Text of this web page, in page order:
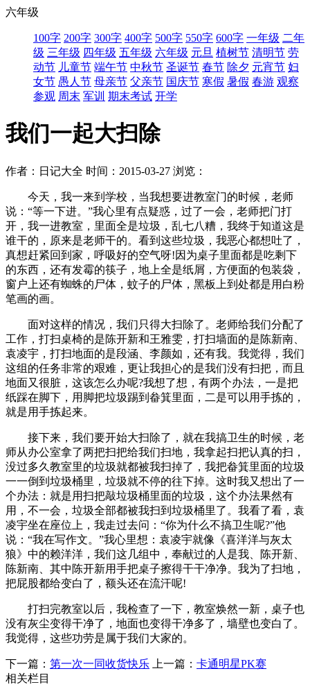
六年级
100字 200字 300字 400字 500字 550字 600字 一年级 二年
级 三年级 四年级 五年级 六年级 元旦 植树节 清明节 劳
动节 儿童节 端午节 中秋节 圣诞节 春节 除夕 元宵节 妇
女节 愚人节 母亲节 父亲节 国庆节 寒假 暑假 春游 观察
参观 周末 军训 期末考试 开学
我们一起大扫除
作者：日记大全 时间：2015-03-27 浏览：
今天，我一来到学校，当我想要进教室门的时候，老师
说：“等一下进。”我心里有点疑惑，过了一会，老师把门打
开，我一进教室，里面全是垃圾，乱七八糟，我终于知道这是
谁干的，原来是老师干的。看到这些垃圾，我恶心都想吐了，
真想赶紧回到家，呼吸好的空气呀!因为桌子里面都是吃剩下
的东西，还有发霉的筷子，地上全是纸屑，方便面的包装袋，
窗户上还有蜘蛛的尸体，蚊子的尸体，黑板上到处都是用白粉
笔画的画。
面对这样的情况，我们只得大扫除了。老师给我们分配了
工作，打扫桌椅的是陈开新和王雅雯，打扫墙面的是陈新南、
袁凌宇，打扫地面的是段涵、李颜如，还有我。我觉得，我们
这组的任务非常的艰难，更让我担心的是我们没有扫把，而且
地面又很脏，这该怎么办呢?我想了想，有两个办法，一是把
纸踩在脚下，用脚把垃圾踢到畚箕里面，二是可以用手拣的，
就是用手拣起来。
接下来，我们要开始大扫除了，就在我搞卫生的时候，老
师从办公室拿了两把扫把给我们扫地，我拿起扫把认真的扫，
没过多久教室里的垃圾就都被我扫掉了，我把畚箕里面的垃圾
一一倒到垃圾桶里，垃圾就不停的往下掉。这时我又想出了一
个办法：就是用扫把敲垃圾桶里面的垃圾，这个办法果然有
用，不一会，垃圾全部都被我扫到垃圾桶里了。我看了看，袁
凌宇坐在座位上，我走过去问：“你为什么不搞卫生呢?”他
说：“我在写作文。”我心里想：袁凌宇就像《喜洋洋与灰太
狼》中的赖洋洋，我们这几组中，奉献过的人是我、陈开新、
陈新南、其中陈开新用手把桌子擦得干干净净。我为了扫地，
把屁股都给变白了，额头还在流汗呢!
打扫完教室以后，我检查了一下，教室焕然一新，桌子也
没有灰尘变得干净了，地面也变得干净多了，墙壁也变白了。
我觉得，这些功劳是属于我们大家的。
下一篇： 第一次一同收货快乐 上一篇： 卡通明星PK赛
相关栏目